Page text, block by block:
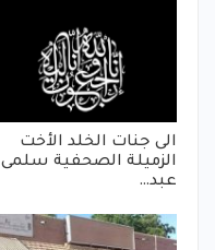
الى جنات الخلد الأخت
الزميلة الصحفية سلمى
عبد…